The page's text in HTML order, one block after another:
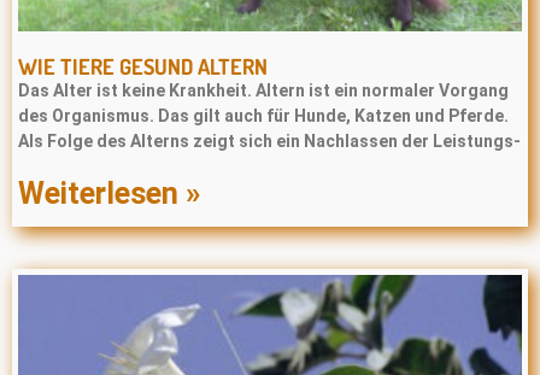
WIE TIERE GESUND ALTERN
Das Alter ist keine Krankheit. Altern ist ein normaler Vorgang
des Organismus. Das gilt auch für Hunde, Katzen und Pferde.
Als Folge des Alterns zeigt sich ein Nachlassen der Leistungs-
Weiterlesen »